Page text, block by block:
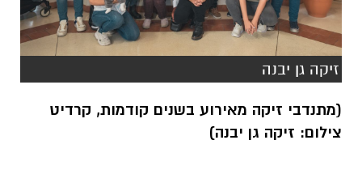
זיקה גן יבנה
(מתנדבי זיקה מאירוע בשנים קודמות, קרדיט
צילום: זיקה גן יבנה)